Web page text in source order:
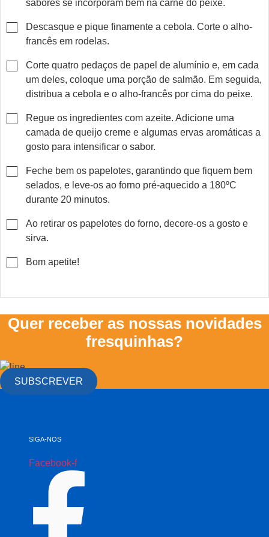
sabores se incorporam bem na carne do peixe.
▢
Descasque e pique finamente a cebola. Corte o alho-
francês em rodelas.
▢
Corte quatro pedaços de papel de alumínio e, em cada
um deles, coloque uma porção de salmão. Em seguida,
distribua a cebola e o alho-francês por cima do peixe.
▢
Regue os ingredientes com azeite. Adicione uma
camada de queijo creme e algumas ervas aromáticas a
gosto para intensificar o sabor.
▢
Feche bem os papelotes, garantindo que fiquem bem
selados, e leve-os ao forno pré-aquecido a 180ºC
durante 20 minutos.
▢
Ao retirar os papelotes do forno, decore-os a gosto e
sirva.
▢
Bom apetite!
Quer receber as nossas novidades
fresquinhas?
SUBSCREVER
SIGA-NOS
Facebook-f